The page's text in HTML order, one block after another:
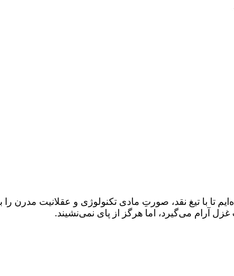
تا با تیغ نقد، صورتِ مادی تکنولوژی و عقلانیت
آرام می‌گیرد، اما هرگز از پای نمی‌نشیند.